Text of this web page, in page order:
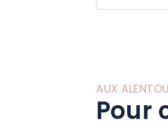
AUX
Pour